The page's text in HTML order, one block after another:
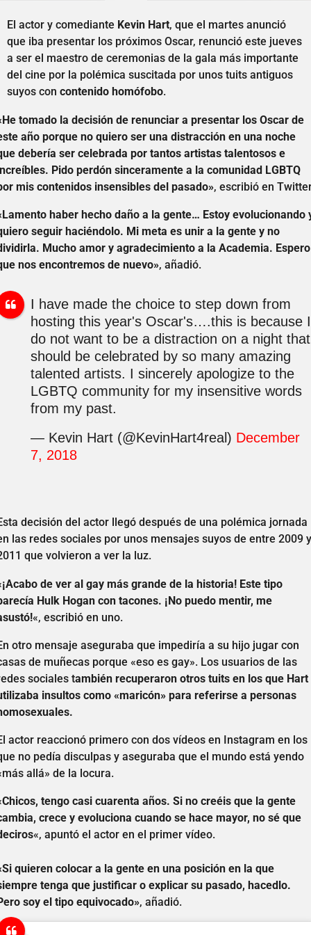
El actor y comediante Kevin Hart, que el martes anunció
que iba presentar los próximos Oscar, renunció este jueves
a ser el maestro de ceremonias de la gala más importante
del cine por la polémica suscitada por unos tuits antiguos
suyos con contenido homófobo.
tomado la decisión de renunciar a presentar los Oscar de
año porque no quiero ser una distracción en una noche
debería ser celebrada por tantos artistas talentosos e
Pido perdón sinceramente a la comunidad LGBTQ
mis contenidos insensibles del pasado», escribió en
haber hecho daño a la gente… Estoy evolucionando
seguir haciéndolo. Mi meta es unir a la gente y no
Mucho amor y agradecimiento a la Academia. Espero
nos encontremos de nuevo», añadió.
I have made the choice to step down from
hosting this year's Oscar's….this is because I
do not want to be a distraction on a night that
should be celebrated by so many amazing
talented artists. I sincerely apologize to the
LGBTQ community for my insensitive words
from my past.
— Kevin Hart (@KevinHart4real) December
7, 2018
decisión del actor llegó después de una polémica jornada
las redes sociales por unos mensajes suyos de entre 2009 y
que volvieron a ver la luz.
¡Acabo de ver al gay más grande de la historia! Este tipo
Hulk Hogan con tacones. ¡No puedo mentir, me
«, escribió en uno.
otro mensaje aseguraba que impediría a su hijo jugar con
de muñecas porque «eso es gay». Los usuarios de las
sociales también recuperaron otros tuits en los que Hart
insultos como «maricón» para referirse a personas
actor reaccionó primero con dos vídeos en Instagram en los
no pedía disculpas y aseguraba que el mundo está yendo
allá» de la locura.
Chicos, tengo casi cuarenta años. Si no creéis que la gente
crece y evoluciona cuando se hace mayor, no sé que
«, apuntó el actor en el primer vídeo.
quieren colocar a la gente en una posición en la que
tenga que justificar o explicar su pasado, hacedlo.
soy el tipo equivocado», añadió.